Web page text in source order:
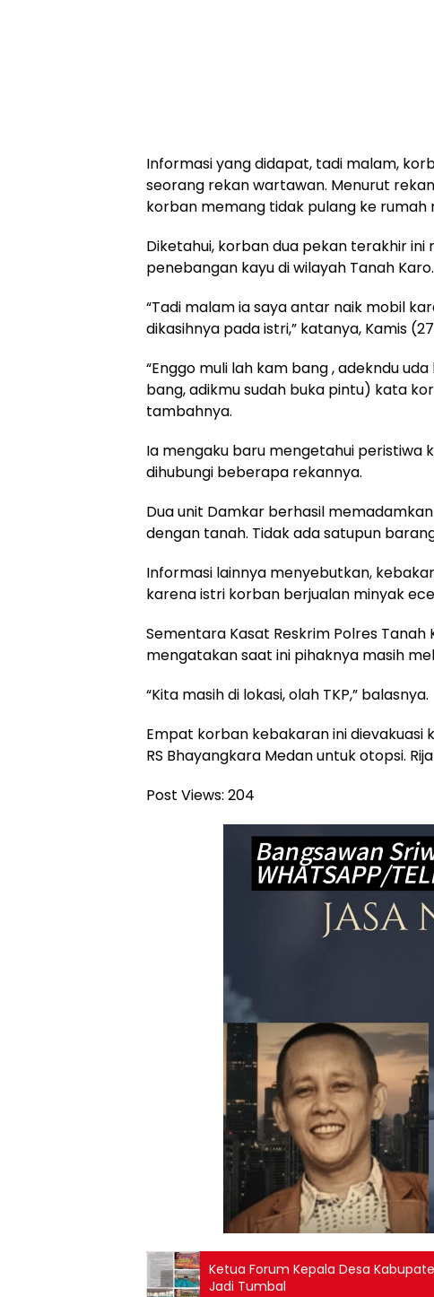
Informasi yang didapat, tadi malam,
seorang rekan wartawan. Menurut
korban memang tidak pulang ke rumah
Diketahui, korban dua pekan terakhir ini
penebangan kayu di wilayah Tanah Karo.
“Tadi malam ia saya antar naik mobil
dikasihnya pada istri,” katanya, Kamis
“Enggo muli lah kam bang , adekndu
bang, adikmu sudah buka pintu) kata
tambahnya.
Ia mengaku baru mengetahui peristiwa
dihubungi beberapa rekannya.
Dua unit Damkar berhasil
dengan tanah. Tidak ada satupun
Informasi lainnya menyebutkan,
karena istri korban berjualan minyak
Sementara Kasat Reskrim Polres Tanah
mengatakan saat ini pihaknya masih
“Kita masih di lokasi, olah TKP,” balasnya.
Empat korban kebakaran ini dievakuasi
RS Bhayangkara Medan untuk otopsi.
Post Views: 204
Ketua Forum Kepala Desa
Jadi Tumbal